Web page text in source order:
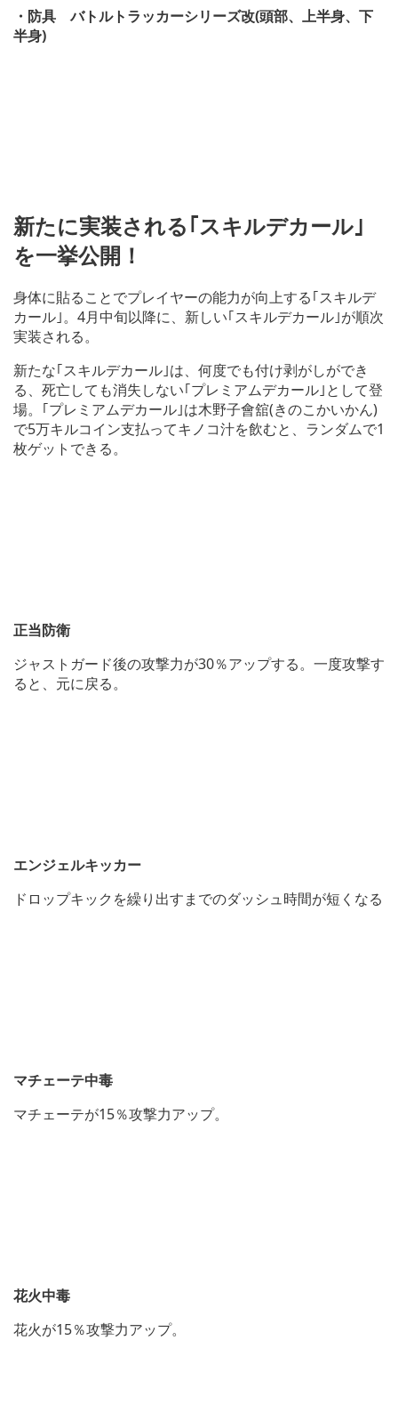
・防具 バトルトラッカーシリーズ改(頭部、上半身、下
半身)
新たに実装される｢スキルデカール｣
を一挙公開！
身体に貼ることでプレイヤーの能力が向上する｢スキルデ
カール｣。4月中旬以降に、新しい｢スキルデカール｣が順次
実装される。
新たな｢スキルデカール｣は、何度でも付け剥がしができ
る、死亡しても消失しない｢プレミアムデカール｣として登
場。｢プレミアムデカール｣は木野子會舘(きのこかいかん)
で5万キルコイン支払ってキノコ汁を飲むと、ランダムで1
枚ゲットできる。
正当防衛
ジャストガード後の攻撃力が30％アップする。一度攻撃す
ると、元に戻る。
エンジェルキッカー
ドロップキックを繰り出すまでのダッシュ時間が短くなる
マチェーテ中毒
マチェーテが15％攻撃力アップ。
花火中毒
花火が15％攻撃力アップ。